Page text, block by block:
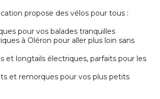
propose des vélos pour tous :
pour vos balades tranquilles
à Oléron pour aller plus loin sans
et longtails électriques, parfaits pour les
et remorques pour vos plus petits